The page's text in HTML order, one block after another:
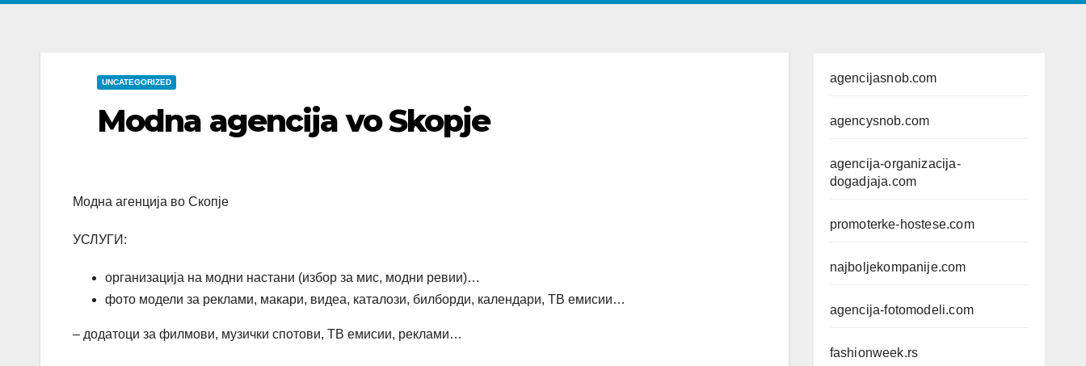
UNCATEGORIZED
Modna agencija vo Skopje
Модна агенција во Скопје
УСЛУГИ:
организација на модни настани (избор за мис, модни ревии)…
фото модели за реклами, макари, видеа, каталози, билборди, календари, ТВ емисии…
– додатоци за филмови, музички спотови, ТВ емисии, реклами…
agencijasnob.com
agencysnob.com
agencija-organizacija-
dogadjaja.com
promoterke-hostese.com
najboljekompanije.com
agencija-fotomodeli.com
fashionweek.rs